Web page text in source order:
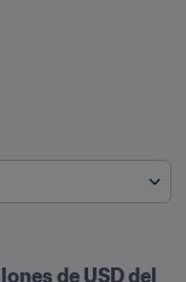
de USD del